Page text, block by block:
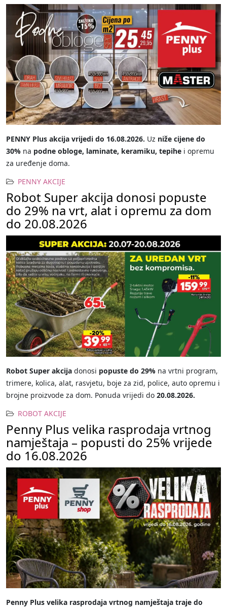
PENNY Plus akcija vrijedi do 16.08.2026. Uz niže cijene do
30% na podne obloge, laminate, keramiku, tepihe i opremu
za uređenje doma.
PENNY AKCIJE
Robot Super akcija donosi popuste
do 29% na vrt, alat i opremu za dom
do 20.08.2026
Robot Super akcija donosi popuste do 29% na vrtni program,
trimere, kolica, alat, rasvjetu, boje za zid, police, auto opremu i
brojne proizvode za dom. Ponuda vrijedi do 20.08.2026.
ROBOT AKCIJE
Penny Plus velika rasprodaja vrtnog
namještaja – popusti do 25% vrijede
do 16.08.2026
Penny Plus velika rasprodaja vrtnog namještaja traje do